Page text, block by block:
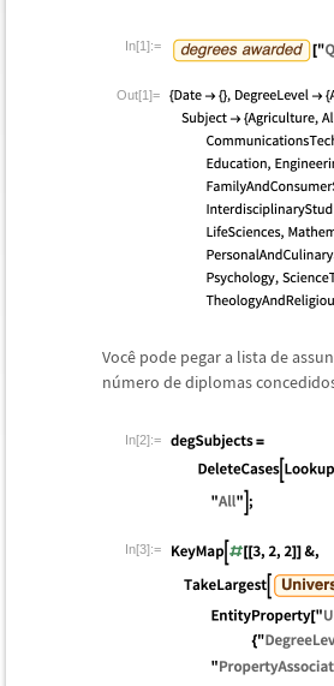
In[1]:=
Out[1]=
Você pode pegar a lista de
número de diplomas
In[2]:=
In[3]:=